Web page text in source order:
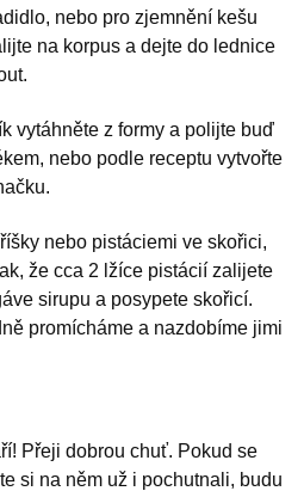
nebo pro zjemnění kešu
na korpus a dejte do lednice
vytáhněte z formy a polijte buď
nebo podle receptu vytvořte
nebo pistáciemi ve skořici,
že cca 2 lžíce pistácií zalijete
sirupu a posypete skořicí.
promícháme a nazdobíme jimi
Přeji dobrou chuť. Pokud se
si na něm už i pochutnali, budu